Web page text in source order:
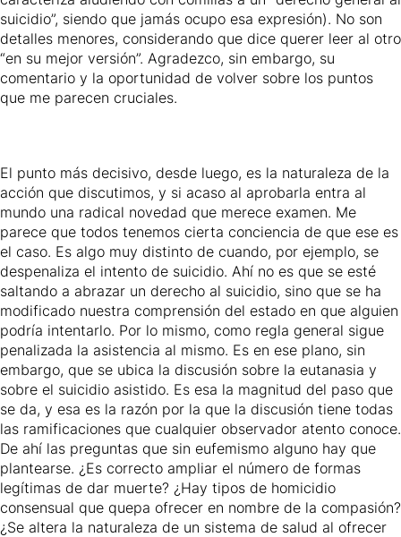
suicidio”, siendo que jamás ocupo esa expresión). No son
detalles menores, considerando que dice querer leer al otro
“en su mejor versión”. Agradezco, sin embargo, su
comentario y la oportunidad de volver sobre los puntos
que me parecen cruciales.
El punto más decisivo, desde luego, es la naturaleza de la
acción que discutimos, y si acaso al aprobarla entra al
mundo una radical novedad que merece examen. Me
parece que todos tenemos cierta conciencia de que ese es
el caso. Es algo muy distinto de cuando, por ejemplo, se
despenaliza el intento de suicidio. Ahí no es que se esté
saltando a abrazar un derecho al suicidio, sino que se ha
modificado nuestra comprensión del estado en que alguien
podría intentarlo. Por lo mismo, como regla general sigue
penalizada la asistencia al mismo. Es en ese plano, sin
embargo, que se ubica la discusión sobre la eutanasia y
sobre el suicidio asistido. Es esa la magnitud del paso que
se da, y esa es la razón por la que la discusión tiene todas
las ramificaciones que cualquier observador atento conoce.
De ahí las preguntas que sin eufemismo alguno hay que
plantearse. ¿Es correcto ampliar el número de formas
legítimas de dar muerte? ¿Hay tipos de homicidio
consensual que quepa ofrecer en nombre de la compasión?
¿Se altera la naturaleza de un sistema de salud al ofrecer